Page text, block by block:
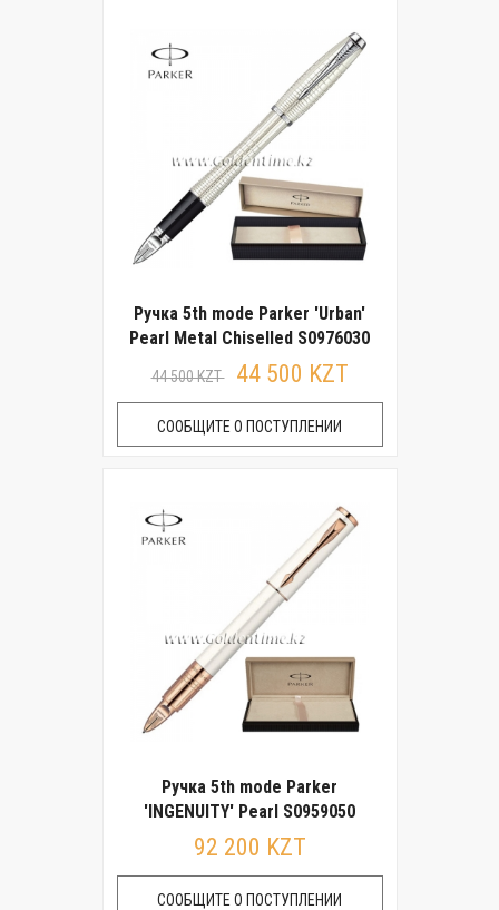
Ручка 5th mode Parker 'Urban'
Pearl Metal Chiselled S0976030
44 500 KZT 44 500 KZT
СООБЩИТЕ О ПОСТУПЛЕНИИ
Ручка 5th mode Parker
'INGENUITY' Pearl S0959050
92 200 KZT
СООБЩИТЕ О ПОСТУПЛЕНИИ